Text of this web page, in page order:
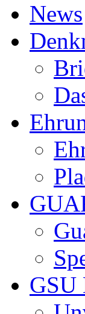
News
GSU